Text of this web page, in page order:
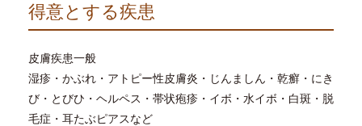
得意とする疾患
皮膚疾患一般
湿疹・かぶれ・アトピー性皮膚炎・じんましん・乾癬・にき
び・とびひ・ヘルペス・帯状疱疹・イボ・水イボ・白斑・脱
毛症・耳たぶピアスなど